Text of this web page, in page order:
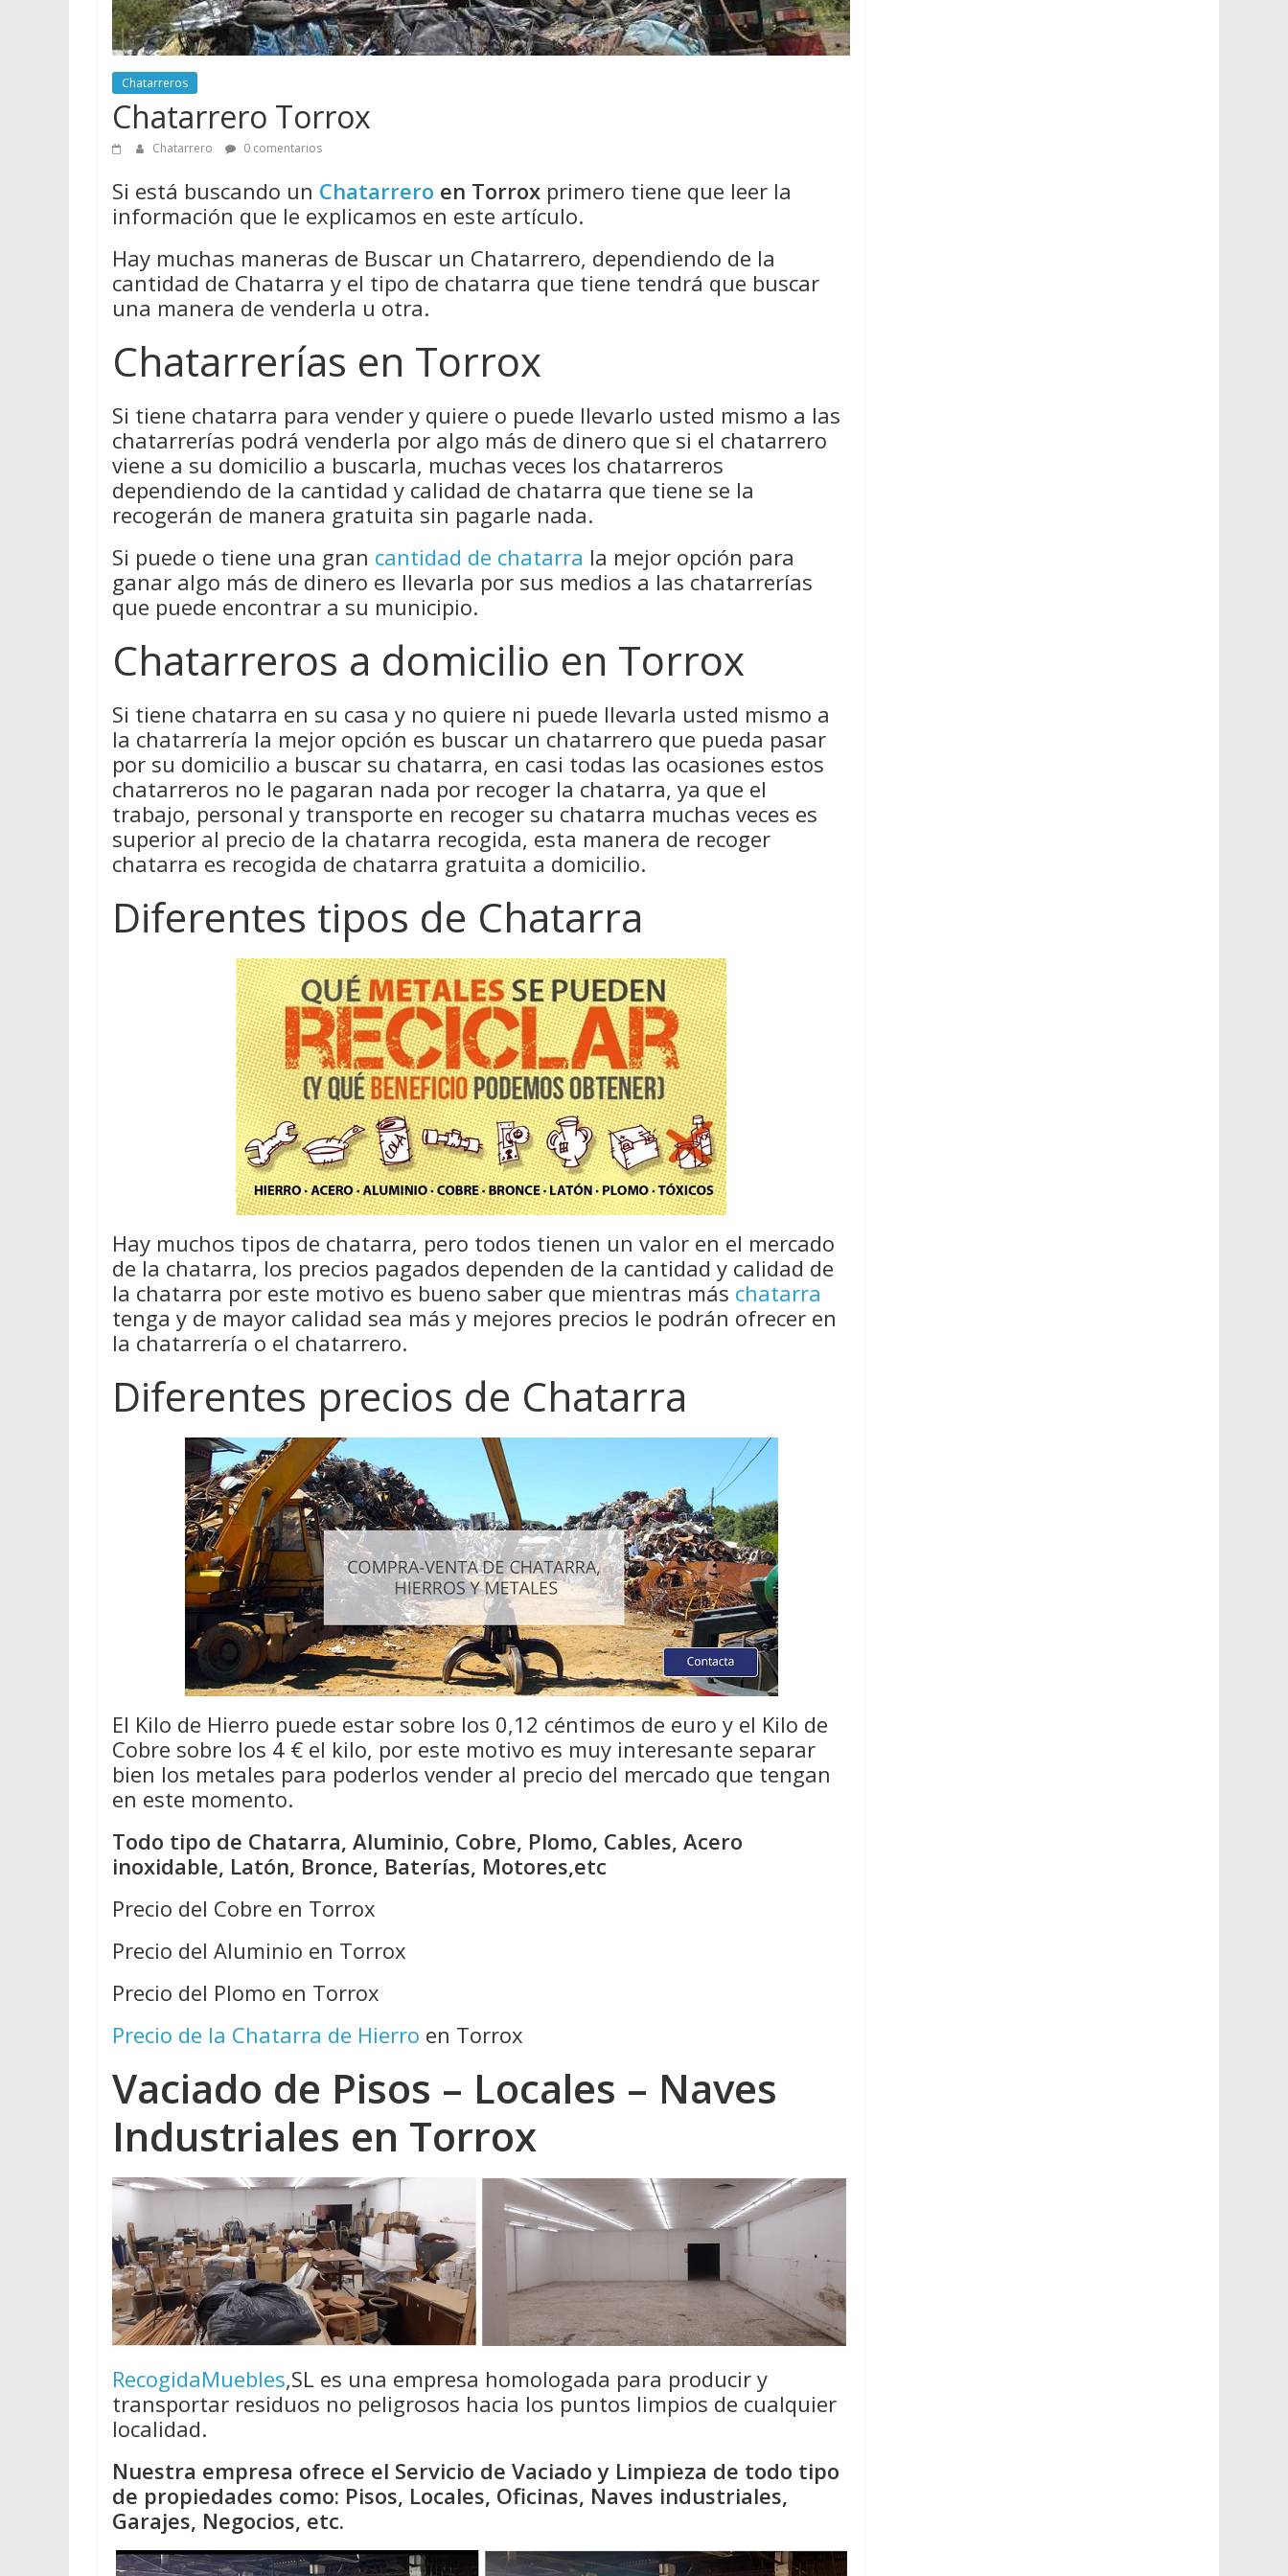
Chatarreros
Chatarrero Torrox
Chatarrero 0 comentarios
Si está buscando un Chatarrero en Torrox primero tiene que leer la
información que le explicamos en este artículo.
Hay muchas maneras de Buscar un Chatarrero, dependiendo de la
cantidad de Chatarra y el tipo de chatarra que tiene tendrá que buscar
una manera de venderla u otra.
Chatarrerías en Torrox
Si tiene chatarra para vender y quiere o puede llevarlo usted mismo a las
chatarrerías podrá venderla por algo más de dinero que si el chatarrero
viene a su domicilio a buscarla, muchas veces los chatarreros
dependiendo de la cantidad y calidad de chatarra que tiene se la
recogerán de manera gratuita sin pagarle nada.
Si puede o tiene una gran cantidad de chatarra la mejor opción para
ganar algo más de dinero es llevarla por sus medios a las chatarrerías
que puede encontrar a su municipio.
Chatarreros a domicilio en Torrox
Si tiene chatarra en su casa y no quiere ni puede llevarla usted mismo a
la chatarrería la mejor opción es buscar un chatarrero que pueda pasar
por su domicilio a buscar su chatarra, en casi todas las ocasiones estos
chatarreros no le pagaran nada por recoger la chatarra, ya que el
trabajo, personal y transporte en recoger su chatarra muchas veces es
superior al precio de la chatarra recogida, esta manera de recoger
chatarra es recogida de chatarra gratuita a domicilio.
Diferentes tipos de Chatarra
Hay muchos tipos de chatarra, pero todos tienen un valor en el mercado
de la chatarra, los precios pagados dependen de la cantidad y calidad de
la chatarra por este motivo es bueno saber que mientras más chatarra
tenga y de mayor calidad sea más y mejores precios le podrán ofrecer en
la chatarrería o el chatarrero.
Diferentes precios de Chatarra
El Kilo de Hierro puede estar sobre los 0,12 céntimos de euro y el Kilo de
Cobre sobre los 4 € el kilo, por este motivo es muy interesante separar
bien los metales para poderlos vender al precio del mercado que tengan
en este momento.
Todo tipo de Chatarra, Aluminio, Cobre, Plomo, Cables, Acero
inoxidable, Latón, Bronce, Baterías, Motores,etc
Precio del Cobre en Torrox
Precio del Aluminio en Torrox
Precio del Plomo en Torrox
Precio de la Chatarra de Hierro en Torrox
Vaciado de Pisos – Locales – Naves
Industriales en Torrox
RecogidaMuebles,SL es una empresa homologada para producir y
transportar residuos no peligrosos hacia los puntos limpios de cualquier
localidad.
Nuestra empresa ofrece el Servicio de Vaciado y Limpieza de todo tipo
de propiedades como: Pisos, Locales, Oficinas, Naves industriales,
Garajes, Negocios, etc.